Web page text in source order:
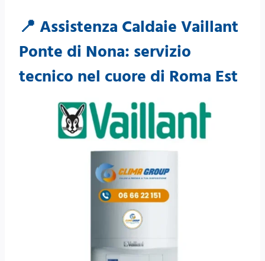
📍 Assistenza Caldaie Vaillant
Ponte di Nona: servizio
tecnico nel cuore di Roma Est